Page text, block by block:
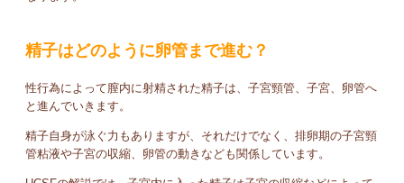
精子はどのように卵管まで進む？
性行為によって膣内に射精された精子は、子宮頸管、子宮、卵管へ
と進んでいきます。
精子自身が泳ぐ力もありますが、それだけでなく、排卵期の子宮頸
管粘液や子宮の収縮、卵管の動きなども関係しています。